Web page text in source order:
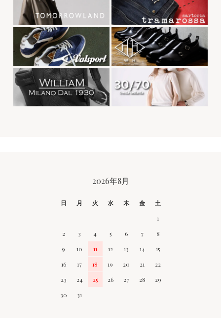
2026年8月
日 月 火 水 木 金
土
1
2
3 4 5 6 7
8
9
10 11 12 13 14
15
16
17 18 19 20 21
22
23
24 25 26 27 28
29
30
31